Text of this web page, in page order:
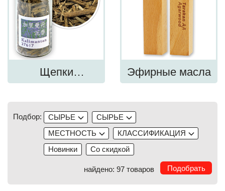
Щепки
Эфирные масла
Подбор: СЫРЬЕ
СЫРЬЕ
МЕСТНОСТЬ
КЛАССИФИКАЦИЯ
Новинки
Со скидкой
найдено: 97 товаров